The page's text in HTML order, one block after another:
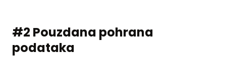
#2 Pouzdana pohrana
podataka